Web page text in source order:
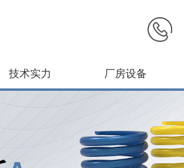
技术实力 厂房设备